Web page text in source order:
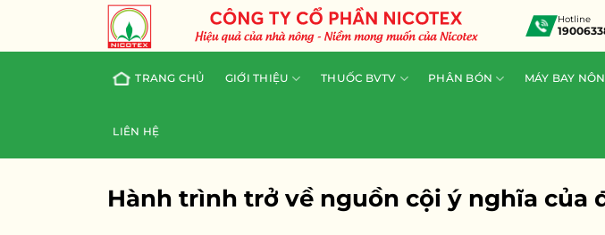
content
Hotline
TRANG CHỦ GIỚI THIỆU THUỐC BVTV PHÂN BÓN MÁY BAY
LIÊN HỆ
Hành trình trở về nguồn cội ý nghĩa của